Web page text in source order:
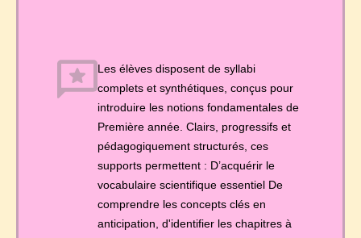
Les élèves disposent de syllabi
complets et synthétiques, conçus pour
introduire les notions fondamentales de
Première année. Clairs, progressifs et
pédagogiquement structurés, ces
supports permettent : D’acquérir le
vocabulaire scientifique essentiel De
comprendre les concepts clés en
anticipation, d'identifier les chapitres à